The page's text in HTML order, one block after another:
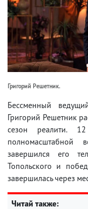
Григорий Решетник.
Бессменный
Григорий Решетник
сезон реалити.
полномасштабной
завершился его
Топольского и
завершилась через
Читай также: